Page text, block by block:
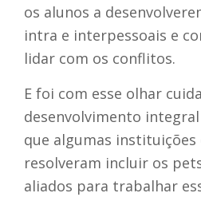
os alunos a
intra e interpessoais e
lidar com os conflitos.
E foi com esse olhar
desenvolvimento
que algumas instituições
resolveram incluir os
aliados para trabalhar